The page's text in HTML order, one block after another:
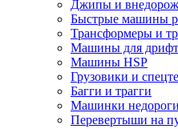
Джипы и
Быстрые машины
Трансформеры и
Машины для
Машины HSP
Грузовики и
Багги и трагги
Машинки
Перевертыши на